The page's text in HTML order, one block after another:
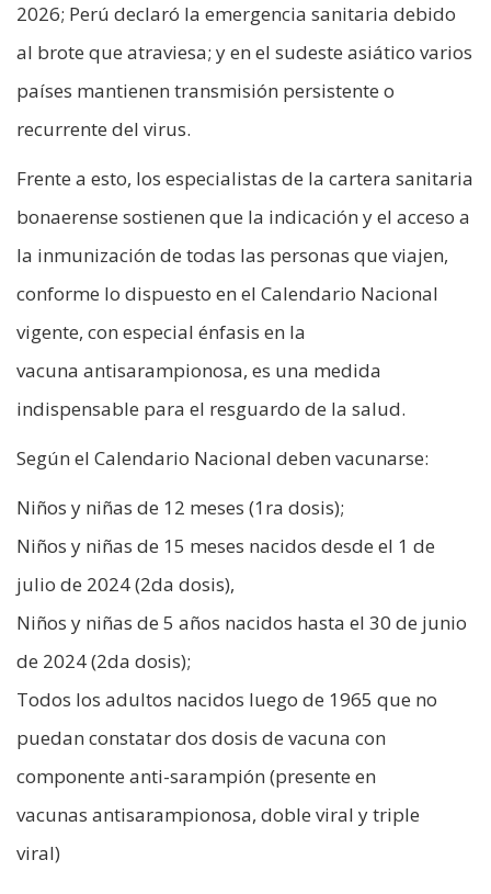
2026; Perú declaró la emergencia sanitaria debido
al brote que atraviesa; y en el sudeste asiático varios
países mantienen transmisión persistente o
recurrente del virus.
Frente a esto, los especialistas de la cartera sanitaria
bonaerense sostienen que la indicación y el acceso a
la inmunización de todas las personas que viajen,
conforme lo dispuesto en el Calendario Nacional
vigente, con especial énfasis en la
vacuna antisarampionosa, es una medida
indispensable para el resguardo de la salud.
Según el Calendario Nacional deben vacunarse:
Niños y niñas de 12 meses (1ra dosis);
Niños y niñas de 15 meses nacidos desde el 1 de
julio de 2024 (2da dosis),
Niños y niñas de 5 años nacidos hasta el 30 de junio
de 2024 (2da dosis);
Todos los adultos nacidos luego de 1965 que no
puedan constatar dos dosis de vacuna con
componente anti-sarampión (presente en
vacunas antisarampionosa, doble viral y triple
viral)